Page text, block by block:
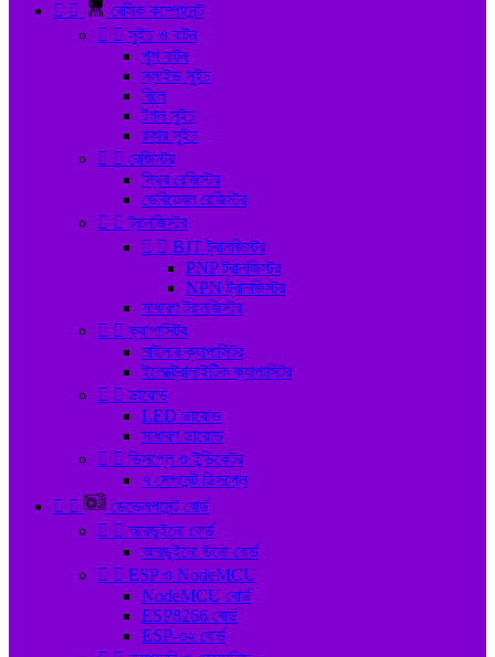
 
বেসিক কম্পোনেন্ট
  সুইচ ও বাটন
পুশ বাটন
স্লাইড সুইচ
রিলে
টগল সুইচ
রকার সুইচ
  রেজিস্টর
স্থির রেজিস্টর
ভেরিয়েবল রেজিস্টর
  ট্রানজিস্টর
  BJT ট্রানজিস্টর
PNP ট্রানজিস্টর
NPN ট্রানজিস্টর
সাধারণ ট্রানজিস্টর
  ক্যাপাসিটর
মাইলার ক্যাপাসিটর
ইলেক্ট্রোলাইটিক ক্যাপাসিটর
  ডায়োড
LED ডায়োড
সাধারণ ডায়োড
  ডিসপ্লে ও ইন্ডিকেটর
৭ সেগমেন্ট ডিসপ্লে
 
ডেভেলপমেন্ট বোর্ড
  আরডুইনো বোর্ড
আরডুইনো উনো বোর্ড
  ESP ও NodeMCU
NodeMCU বোর্ড
ESP8266 বোর্ড
ESP-৩২ বোর্ড